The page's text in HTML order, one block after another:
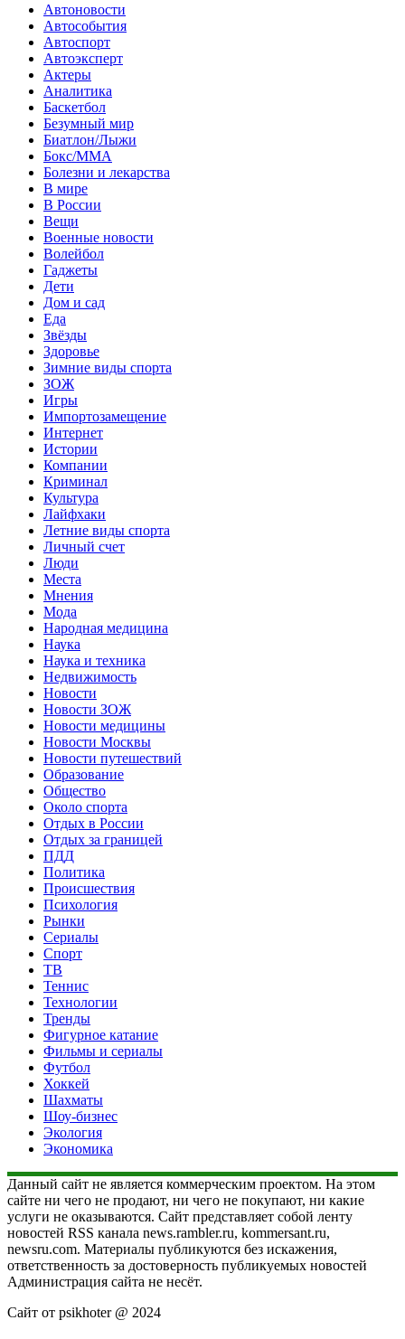
Автоновости
Автособытия
Автоспорт
Автоэксперт
Актеры
Аналитика
Баскетбол
Безумный мир
Биатлон/Лыжи
Бокс/MMA
Болезни и лекарства
В мире
В России
Вещи
Военные новости
Волейбол
Гаджеты
Дети
Дом и сад
Еда
Звёзды
Здоровье
Зимние виды спорта
ЗОЖ
Игры
Импортозамещение
Интернет
Истории
Компании
Криминал
Культура
Лайфхаки
Летние виды спорта
Личный счет
Люди
Места
Мнения
Мода
Народная медицина
Наука
Наука и техника
Недвижимость
Новости
Новости ЗОЖ
Новости медицины
Новости Москвы
Новости путешествий
Образование
Общество
Около спорта
Отдых в России
Отдых за границей
ПДД
Политика
Происшествия
Психология
Рынки
Сериалы
Спорт
ТВ
Теннис
Технологии
Тренды
Фигурное катание
Фильмы и сериалы
Футбол
Хоккей
Шахматы
Шоу-бизнес
Экология
Экономика
Данный сайт не является коммерческим проектом. На этом
сайте ни чего не продают, ни чего не покупают, ни какие
услуги не оказываются. Сайт представляет собой ленту
новостей RSS канала news.rambler.ru, kommersant.ru,
newsru.com. Материалы публикуются без искажения,
ответственность за достоверность публикуемых новостей
Администрация сайта не несёт.
Сайт от psikhoter @ 2024